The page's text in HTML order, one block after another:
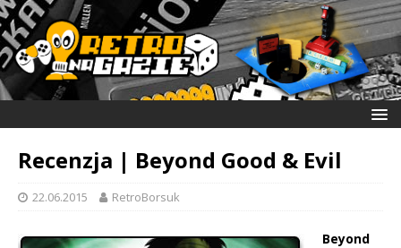
Recenzja | Beyond Good & Evil
22.06.2015 RetroBorsuk
Beyond